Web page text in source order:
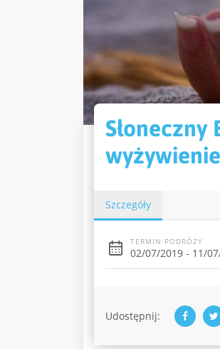
Szczegóły
TERMIN PODRÓŻY
02/07/2019 - 11/
Udostępnij: